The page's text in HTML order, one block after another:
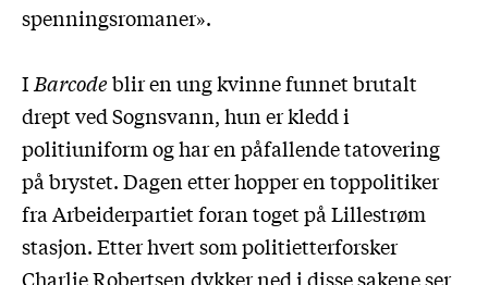
spenningsromaner».
I Barcodeblir en ung kvinne funnet brutalt
drept ved Sognsvann, hun er kledd i
politiuniform og har en påfallende tatovering
på brystet. Dagen etter hopper en toppolitiker
fra Arbeiderpartiet foran toget på Lillestrøm
stasjon. Etter hvert som politietterforsker
Charlie Robertsen dykker ned i disse sakene ser